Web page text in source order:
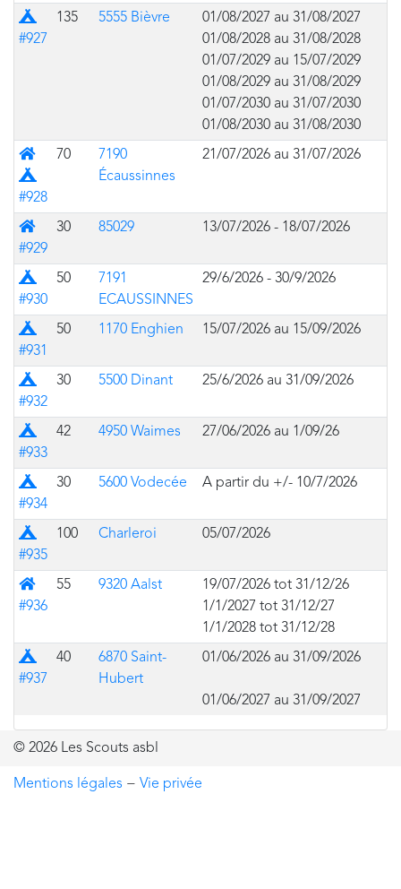
Prairie
#927
135 5555 Bièvre
01/08/2027 au 31/08/2027
01/08/2028 au 31/08/2028
01/07/2029 au 15/07/2029
01/08/2029 au 31/08/2029
01/07/2030 au 31/07/2030
01/08/2030 au 31/08/2030
Mixte (bâtiment avec prairie pour des tentes)
#928
70
7190
Écaussinnes
21/07/2026 au 31/07/2026
Bâtiment
#929
30 85029 13/07/2026 - 18/07/2026
Prairie
#930
50
7191
ECAUSSINNES
29/6/2026 - 30/9/2026
Prairie
#931
50 1170 Enghien 15/07/2026 au 15/09/2026
Prairie
#932
30 5500 Dinant 25/6/2026 au 31/09/2026
Prairie
#933
42 4950 Waimes 27/06/2026 au 1/09/26
Prairie
#934
30 5600 Vodecée A partir du +/- 10/7/2026
Prairie
#935
100 Charleroi 05/07/2026
Bâtiment
#936
55 9320 Aalst
19/07/2026 tot 31/12/26
1/1/2027 tot 31/12/27
1/1/2028 tot 31/12/28
Prairie
#937
40
6870 Saint-
Hubert
01/06/2026 au 31/09/2026
01/06/2027 au 31/09/2027
© 2026 Les Scouts asbl
Mentions légales − Vie privée